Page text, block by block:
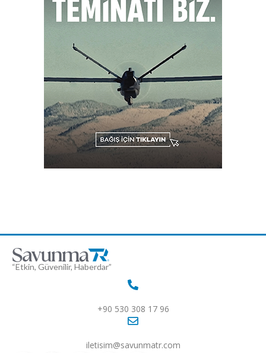
“Etkin, Güvenilir, Haberdar”
+90 530 308 17 96
iletisim@savunmatr.com